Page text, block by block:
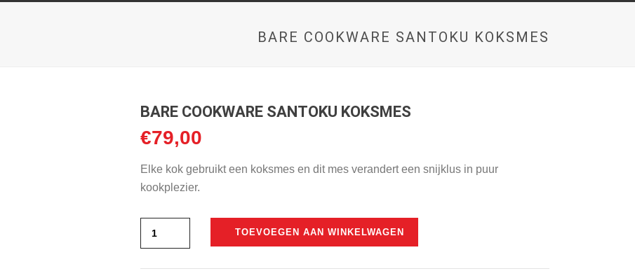
BARE COOKWARE SANTOKU KOKSMES
BARE COOKWARE SANTOKU KOKSMES
€79,00
Elke kok gebruikt een koksmes en dit mes verandert een snijklus in puur
kookplezier.
TOEVOEGEN AAN WINKELWAGEN